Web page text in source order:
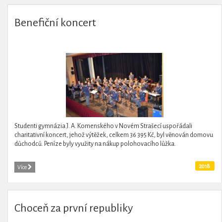
Benefiční koncert
Studenti gymnázia J. A. Komenského v Novém Strašecí uspořádali
charitativní koncert, jehož výtěžek, celkem 36 395 Kč, byl věnován domovu
důchodců. Peníze byly využity na nákup polohovacího lůžka.
Více 2018
Choceň za první republiky